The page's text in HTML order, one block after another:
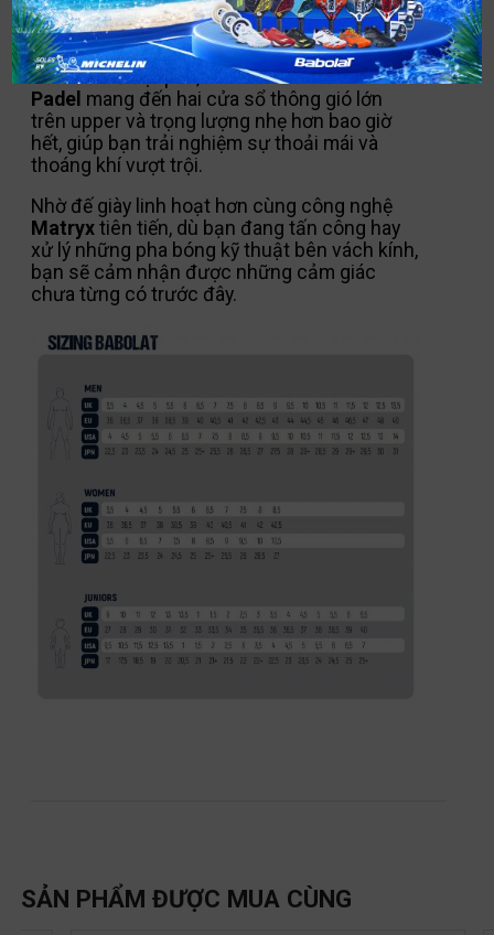
Jet Premura Padel Mới – Định Nghĩa Lại
Giới Hạn
Với thiết kế đột phá,
Jet Premura Babolat
Padel mang đến hai cửa sổ thông gió lớn
trên upper và trọng lượng nhẹ hơn bao giờ
hết, giúp bạn trải nghiệm sự thoải mái và
thoáng khí vượt trội.
Nhờ đế giày linh hoạt hơn cùng công nghệ
Matryxtiên tiến, dù bạn đang tấn công hay
xử lý những pha bóng kỹ thuật bên vách kính,
bạn sẽ cảm nhận được những cảm giác
chưa từng có trước đây.
SẢN PHẨM ĐƯỢC MUA CÙNG